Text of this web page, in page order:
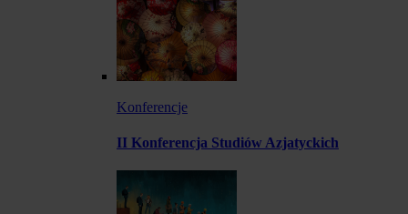
Konferencje
II Konferencja Studiów Azjatyckich